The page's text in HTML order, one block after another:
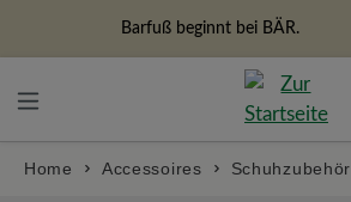
Freiheitspioniere
Home Accessoires Schuhzubehör